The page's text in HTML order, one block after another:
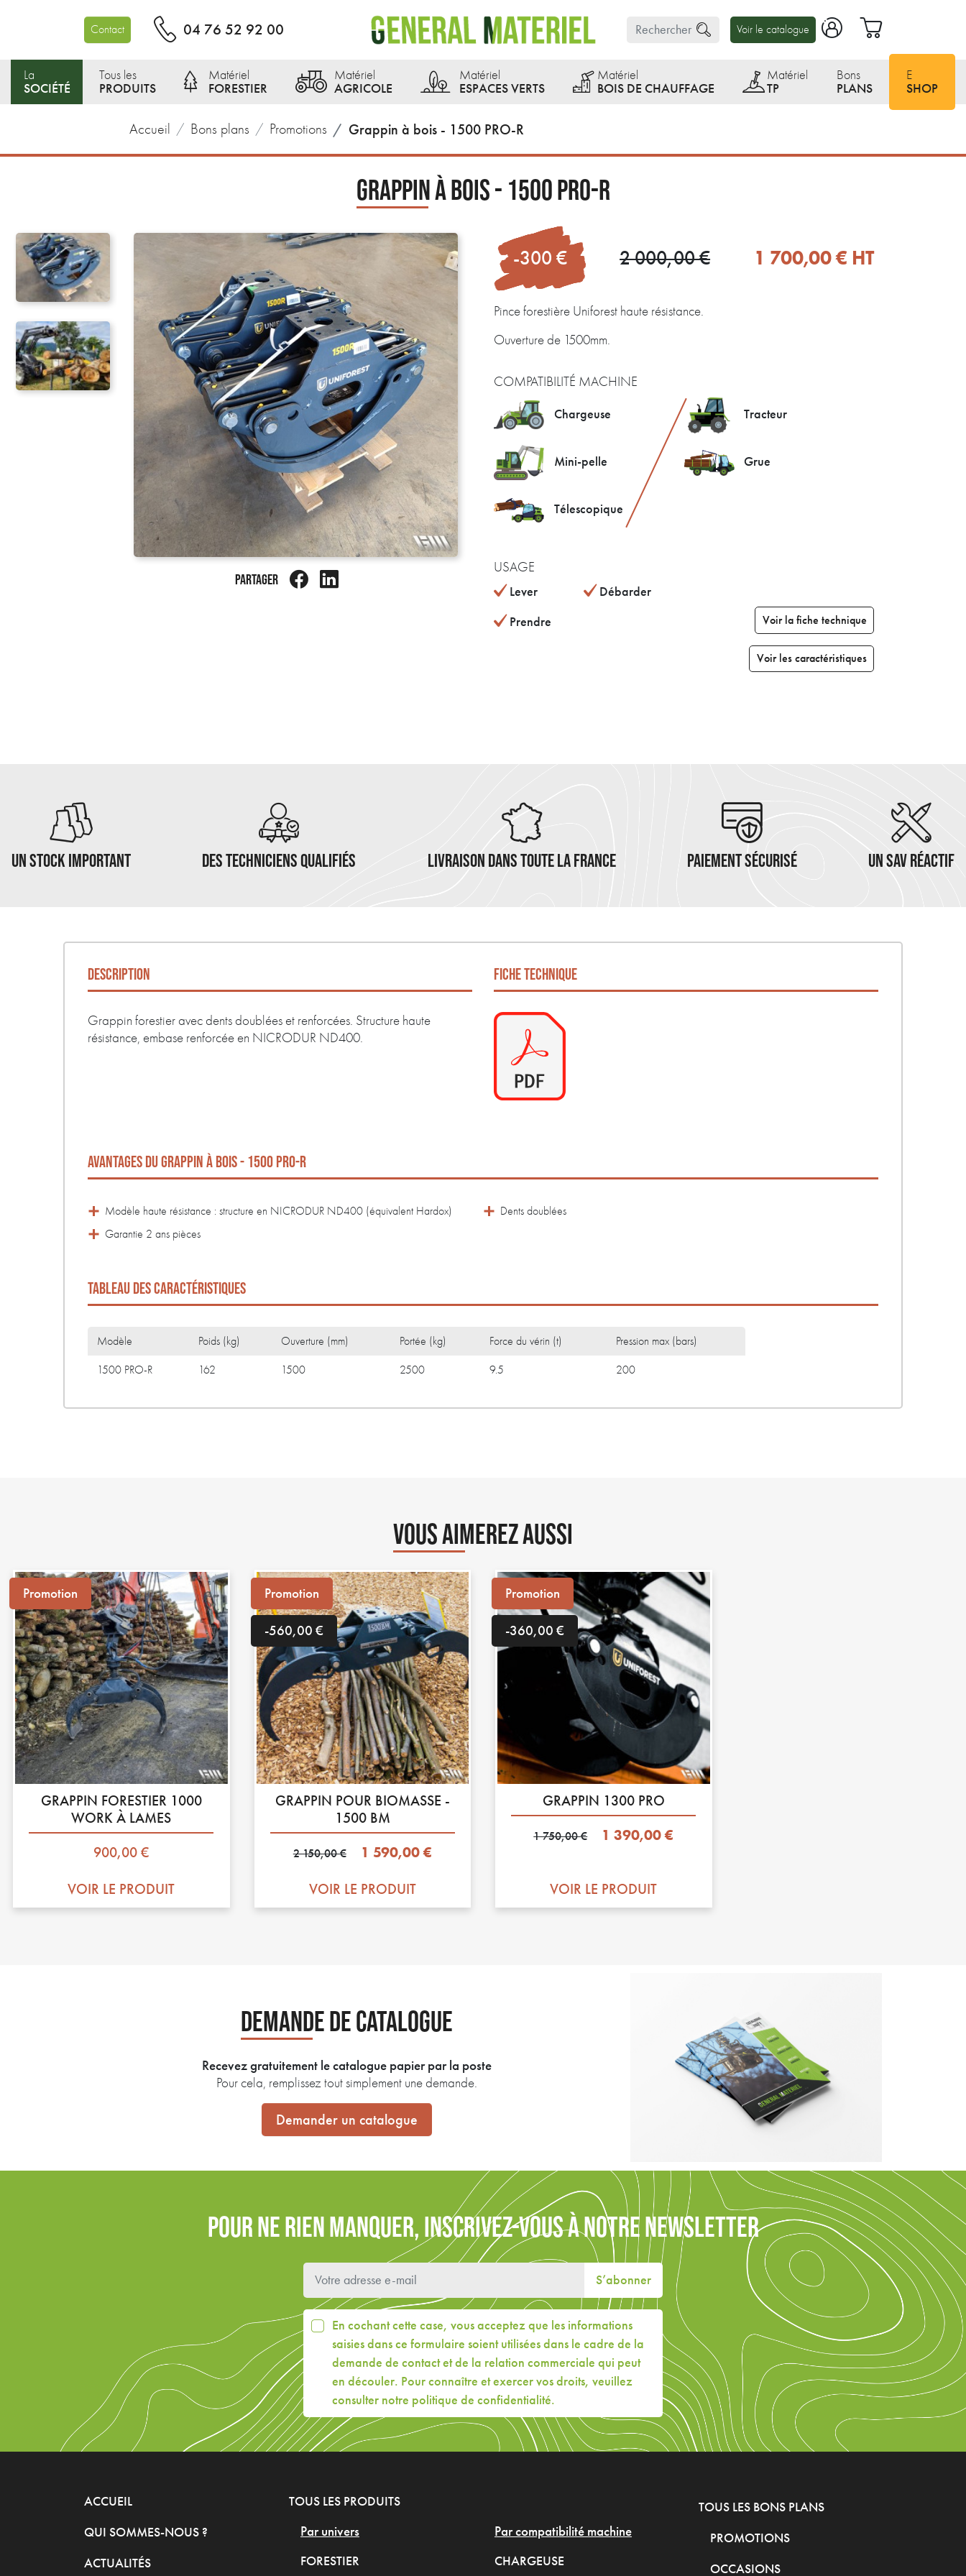
Contact 04 76 52 92 00 Voir le catalogue
La
SOCIÉTÉ
Tous les
PRODUITS
Matériel
FORESTIER
Matériel
AGRICOLE
Matériel
ESPACES VERTS
Matériel
BOIS DE CHAUFFAGE
Matériel
TP
Bons
PLANS
E
SHOP
Accueil Bons plans Promotions Grappin à bois - 1500 PRO-R
GRAPPIN À BOIS - 1500 PRO-R
PARTAGER
-300 € 2 000,00 € 1 700,00 € HT
Pince forestière Uniforest haute résistance.
Ouverture de 1500mm.
COMPATIBILITÉ MACHINE
Chargeuse Tracteur
Mini-pelle Grue
Télescopique
USAGE
Lever
Débarder
Prendre
Voir la fiche technique
Voir les caractéristiques
UN STOCK IMPORTANT DES TECHNICIENS QUALIFIÉS LIVRAISON DANS TOUTE LA FRANCE PAIEMENT SÉCURISÉ UN SAV RÉACTIF
DESCRIPTION
Grappin forestier avec dents doublées et renforcées. Structure haute
résistance, embase renforcée en NICRODUR ND400.
FICHE TECHNIQUE
AVANTAGES DU GRAPPIN À BOIS - 1500 PRO-R
Modèle haute résistance : structure en NICRODUR ND400 (équivalent Hardox)
Dents doublées
Garantie 2 ans pièces
TABLEAU DES CARACTÉRISTIQUES
Modèle Poids (kg) Ouverture (mm) Portée (kg) Force du vérin (t) Pression max (bars)
1500 PRO-R 162 1500 2500 9.5 200
VOUS AIMEREZ AUSSI
GRAPPIN FORESTIER 1000
WORK À LAMES
Prix
900,00 €
VOIR LE PRODUIT
Promotion
GRAPPIN POUR BIOMASSE -
1500 BM
Prix de base
2 150,00 € Prix1 590,00 €
VOIR LE PRODUIT
Promotion
-560,00 €
GRAPPIN 1300 PRO
Prix de base
1 750,00 € Prix1 390,00 €
VOIR LE PRODUIT
Promotion
-360,00 €
DEMANDE DE CATALOGUE
Recevez gratuitement le catalogue papier par la poste
Pour cela, remplissez tout simplement une demande.
Demander un catalogue
POUR NE RIEN MANQUER, INSCRIVEZ-VOUS À NOTRE NEWSLETTER
S’abonner
En cochant cette case, vous acceptez que les informations
saisies dans ce formulaire soient utilisées dans le cadre de la
demande de contact et de la relation commerciale qui peut
en découler. Pour connaître et exercer vos droits, veuillez
consulter notre politique de confidentialité.
ACCUEIL
QUI SOMMES-NOUS ?
ACTUALITÉS
TOUS LES PRODUITS
Par univers
FORESTIER
Par compatibilité machine
CHARGEUSE
TOUS LES BONS PLANS
PROMOTIONS
OCCASIONS